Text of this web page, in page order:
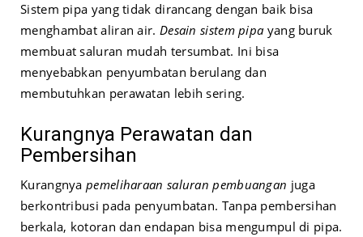
Sistem pipa yang tidak dirancang dengan baik bisa
menghambat aliran air. Desain sistem pipayang buruk
membuat saluran mudah tersumbat. Ini bisa
menyebabkan penyumbatan berulang dan
membutuhkan perawatan lebih sering.
Kurangnya Perawatan dan
Pembersihan
Kurangnya pemeliharaan saluran pembuangan juga
berkontribusi pada penyumbatan. Tanpa pembersihan
berkala, kotoran dan endapan bisa mengumpul di pipa.